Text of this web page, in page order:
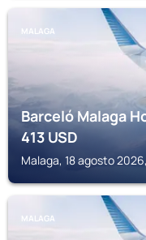
MALAGA
Barceló Malaga
413USD
Malaga, 18 agosto
MALAGA